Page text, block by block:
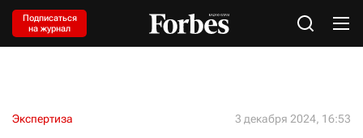
Подписаться
на журнал
Экспертиза 3 декабря 2024, 16:53